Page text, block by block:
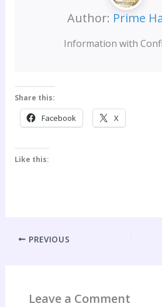
Author: Prime
Information with
Share this:
Facebook X
Like this:
PREVIOUS
Leave a Comment